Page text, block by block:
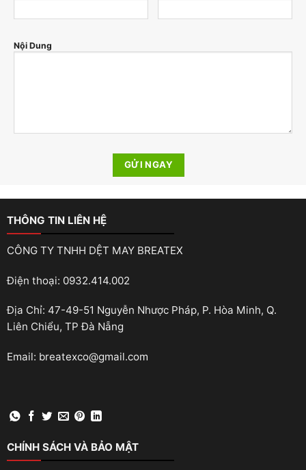
Nội Dung
THÔNG TIN LIÊN HỆ
CÔNG TY TNHH DỆT MAY BREATEX
Điện thoại: 0932.414.002
Địa Chỉ: 47-49-51 Nguyễn Nhược Pháp, P. Hòa Minh, Q.
Liên Chiểu, TP Đà Nẵng
Email: breatexco@gmail.com
CHÍNH SÁCH VÀ BẢO MẬT